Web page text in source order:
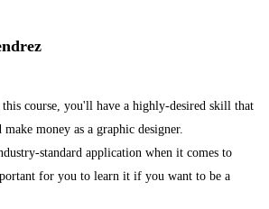
course, you'll have a highly-desired skill that
money as a graphic designer.
standard application when it comes to
for you to learn it if you want to be a